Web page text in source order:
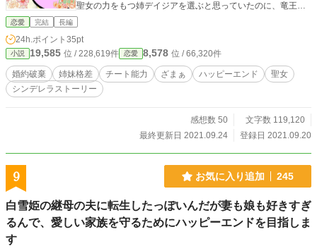
聖女の力をもつ姉デイジアを選ぶと思っていたのに、竜王陛
下に選ばれたのは 全身火傷のひどい跡があり、喋れること
ィア」と溺愛されて！？ これは聖女の力を奪われた少女の
シンデレラストーリー 聖女の力を奪われても元気いっぱい
世界のために頑張る少女と、その頑張りのせいで、存在意義
をなくしどん底に落とされ無自覚に逆襲される姉と母の物語
※よくある姉妹格差逆転もの ※虐げられてからのみんなに溺
プレ ※超ご都合主義深く考えたらきっと負け ※全部で１１万
文字 完結まで書けています
恋愛 完結 長編
24h.ポイント 35pt
小説 19,585 位 / 228,619件 恋愛 8,578 位 / 66,320件
婚約破棄 姉妹格差 チート能力 ざまぁ ハッピーエンド
聖女
シンデレラストーリー
感想数 50
文字数 119,120
最終更新日 2021.09.24
登録日 2021.09.20
9 お気に入り追加 245
白雪姫の継母の夫に転生したっぽいんだが妻も娘も好きすぎ
るんで、愛しい家族を守るためにハッピーエンドを目指しま
す